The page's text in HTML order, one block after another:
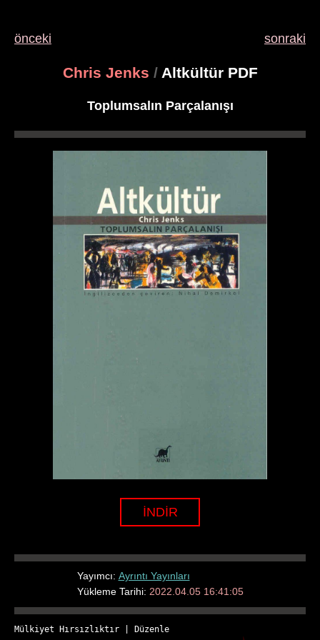
önceki sonraki
Chris Jenks /Altkültür PDF
Toplumsalın Parçalanışı
İNDİR
Yayımcı: Ayrıntı Yayınları
Yükleme Tarihi: 2022.04.05 16:41:05
Mülkiyet Hırsızlıktır Düzenle